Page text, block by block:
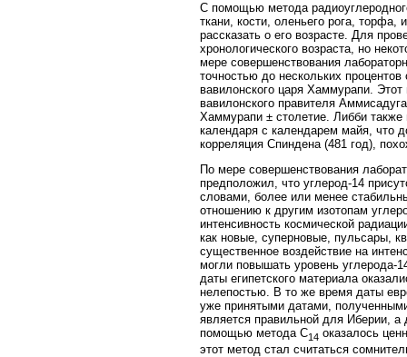
С помощью метода
ткани, кости, оленьего рога,
рассказать о его возрасте. Для
хронологического возраста, но
мере совершенствования
точностью до нескольких
вавилонского царя Хаммурапи.
вавилонского правителя
Хаммурапи ± столетие. Либби также
календаря с календарем майя, что
корреляция Спиндена (481 год),
По мере совершенствования
предположил, что углерод-14
словами, более или менее
отношению к другим изотопам
интенсивность космической
как новые, суперновые, пульсары,
существенное воздействие на
могли повышать уровень углерода-
даты египетского материала
нелепостью. В то же время даты
уже принятыми датами,
является правильной для Иберии,
помощью метода C14 оказалось
этот метод стал считаться